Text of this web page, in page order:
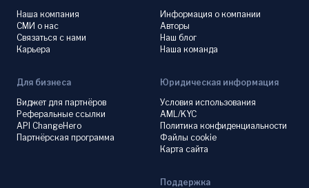
Наша компания
СМИ о нас
Связаться с нами
Карьера
Информация о компании
Авторы
Наш блог
Наша команда
Для бизнеса
Виджет для партнёров
Реферальные ссылки
API ChangeHero
Партнёрская программа
Юридическая информация
Условия использования
AML/KYC
Политика конфиденциальности
Файлы cookie
Карта сайта
Поддержка